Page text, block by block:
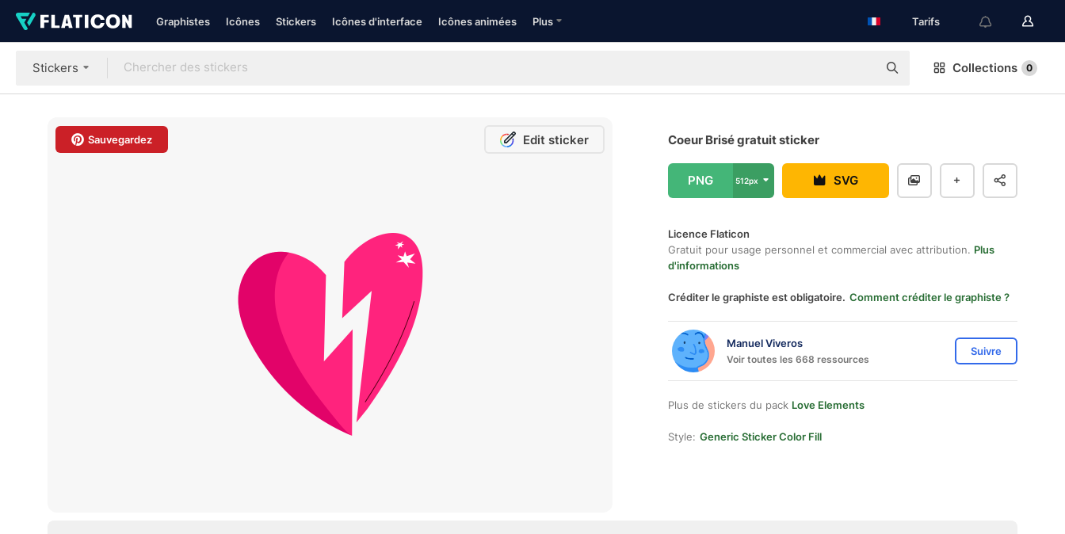
Graphistes Icônes Stickers Icônes d'interface Icônes animées Plus Tarifs
Stickers Collections 0
Sauvegardez Edit sticker Coeur Brisé gratuit sticker
PNG 512px SVG
Licence Flaticon
Gratuit pour usage personnel et commercial avec attribution. Plus
d'informations
Créditer le graphiste est obligatoire. Comment créditer le graphiste ?
Manuel Viveros
Voir toutes les 668 ressources
Suivre
Plus de stickers du pack Love Elements
Style: Generic Sticker Color Fill